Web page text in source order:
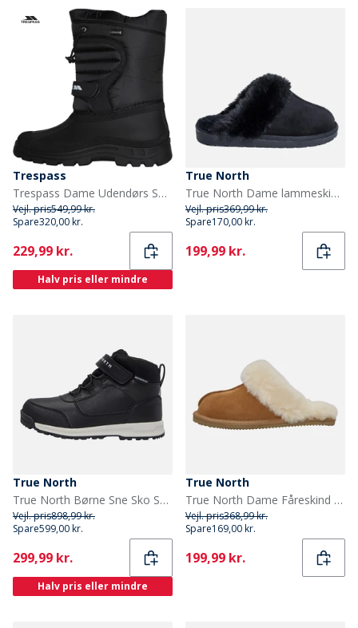
Trespass
Trespass Dame Udendørs Sort
Vejl. pris549,99 kr.
Spare320,00 kr.
Current
229,99 kr.
Halv pris eller mindre
True North
True North Dame lammeskind hjemmesko Sort
Vejl. pris369,99 kr.
Spare170,00 kr.
Current
199,99 kr.
True North
True North Børne Sne Sko Sort
Vejl. pris898,99 kr.
Spare599,00 kr.
Current
299,99 kr.
Halv pris eller mindre
True North
True North Dame Fåreskind Hjemmesko Brun
Vejl. pris368,99 kr.
Spare169,00 kr.
Current
199,99 kr.